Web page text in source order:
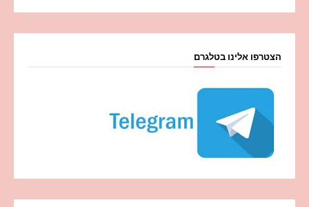
הצטרפו אלינו בטלגרם